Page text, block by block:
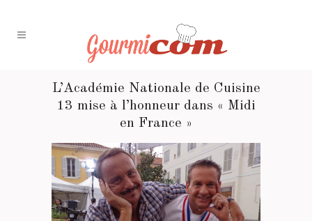
L’Académie Nationale de Cuisine
13 mise à l’honneur dans « Midi
en France »